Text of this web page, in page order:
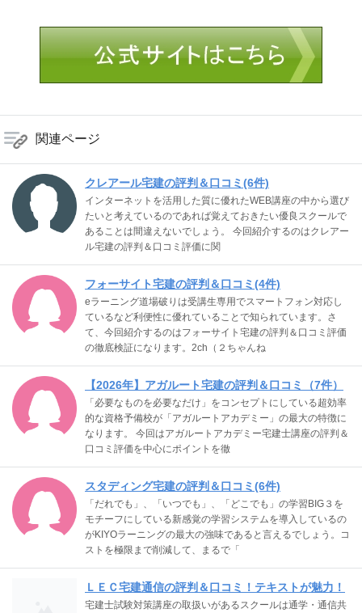
関連ページ
クレアール宅建の評判＆口コミ(6件)
インターネットを活用した質に優れたWEB講座の中から選び
たいと考えているのであれば覚えておきたい優良スクールで
あることは間違えないでしょう。 今回紹介するのはクレアー
ル宅建の評判＆口コミ評価に関
フォーサイト宅建の評判＆口コミ(4件)
eラーニング道場破りは受講生専用でスマートフォン対応し
ているなど利便性に優れていることで知られています。さ
て、今回紹介するのはフォーサイト宅建の評判＆口コミ評価
の徹底検証になります。2ch（２ちゃんね
【2026年】アガルート宅建の評判＆口コミ（7件）
「必要なものを必要なだけ」をコンセプトにしている超効率
的な資格予備校が「アガルートアカデミー」の最大の特徴に
なります。 今回はアガルートアカデミー宅建士講座の評判＆
口コミ評価を中心にポイントを徹
スタディング宅建の評判＆口コミ(6件)
「だれでも」、「いつでも」、「どこでも」の学習BIG３を
モチーフにしている新感覚の学習システムを導入しているの
がKIYOラーニングの最大の強味であると言えるでしょう。コ
ストを極限まで削減して、まるで「
ＬＥＣ宅建通信の評判＆口コミ！テキストが魅力！
宅建士試験対策講座の取扱いがあるスクールは通学・通信共